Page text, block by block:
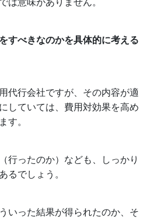
すべきなのかを具体的に考える
代行会社ですが、その内容が適
していては、費用対効果を高め
す。
行ったのか）なども、しっかり
るでしょう。
いった結果が得られたのか、そ